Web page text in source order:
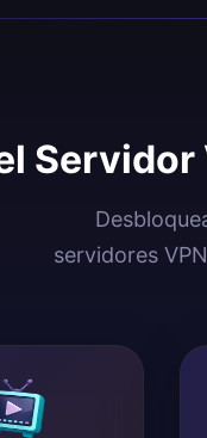
servidores